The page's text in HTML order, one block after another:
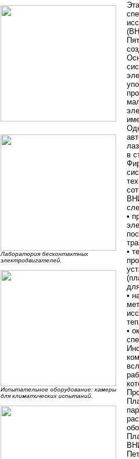
Лаборатория бесконтактных
электродвигателей.
Испытательное оборудование: камеры
для климатических испытаний.
в
•
•
•
•